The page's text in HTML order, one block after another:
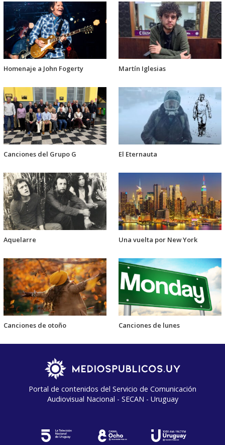
Homenaje a John Fogerty Martín Iglesias
Canciones del Grupo G El Eternauta
Aquelarre Una vuelta por New York
Canciones de otoño Canciones de lunes
Portal de contenidos del Servicio de Comunicación
Audiovisual Nacional - SECAN - Uruguay